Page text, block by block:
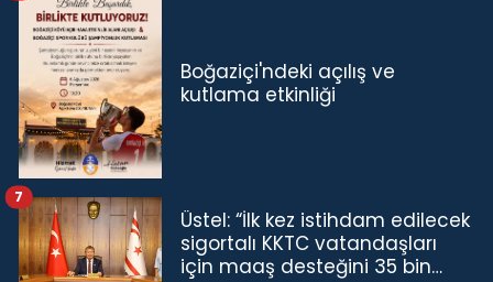
Boğaziçi'ndeki açılış ve
kutlama etkinliği
Üstel: “İlk kez istihdam edilecek
sigortalı KKTC vatandaşları
için maaş desteğini 35 bin
7